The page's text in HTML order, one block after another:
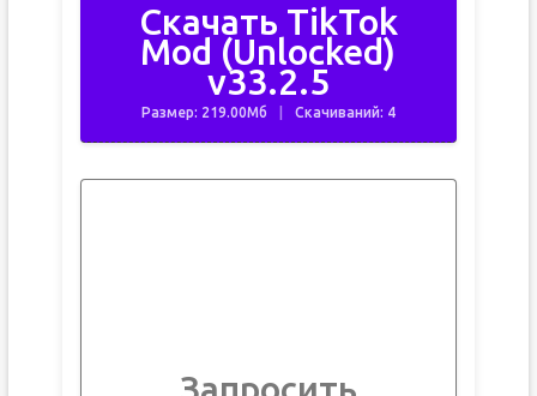
Скачать TikTok
Mod (Unlocked)
v33.2.5
Размер: 219.00Мб Скачиваний: 4